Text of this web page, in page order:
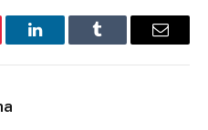
LinkedInTumblr Email